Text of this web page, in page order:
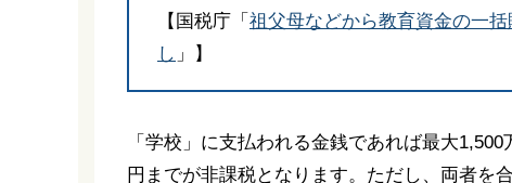
【国税庁「 祖父母などから教育資金の一
し 」】
「学校」に支払われる金銭であれば最大
円までが非課税となります。ただし、両者を